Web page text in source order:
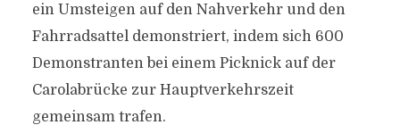
ein Umsteigen auf den Nahverkehr und den
Fahrradsattel demonstriert, indem sich 600
Demonstranten bei einem Picknick auf der
Carolabrücke zur Hauptverkehrszeit
gemeinsam trafen.